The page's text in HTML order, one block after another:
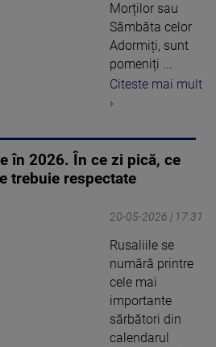
Morților sau
Sâmbăta celor
Adormiți, sunt
pomeniți ...
Citeste mai mult
›
în 2026. În ce zi pică, ce
trebuie respectate
20-05-2026 | 17:31
Rusaliile se
numără printre
cele mai
importante
sărbători din
calendarul